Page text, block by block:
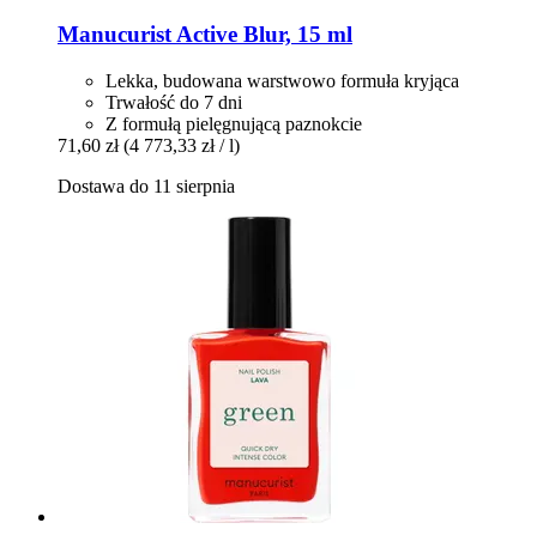
ManucuristActive Blur, 15 ml
Lekka, budowana warstwowo formuła kryjąca
Trwałość do 7 dni
Z formułą pielęgnującą paznokcie
71,60 zł (4 773,33 zł / l)
Dostawa do 11 sierpnia